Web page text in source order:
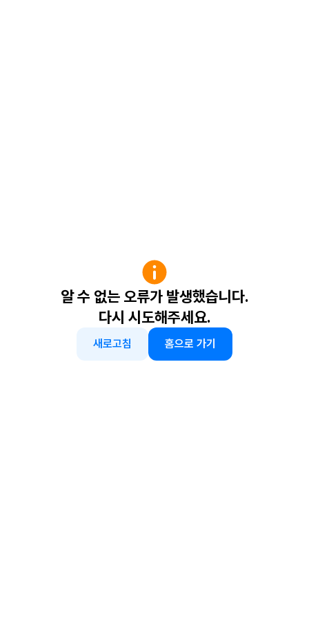
알 수 없는 오류가 발생했습니다.
다시 시도해주세요.
새로고침 홈으로 가기